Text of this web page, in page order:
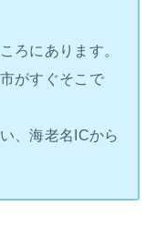
ろにあります。
がすぐそこで
、海老名ICから